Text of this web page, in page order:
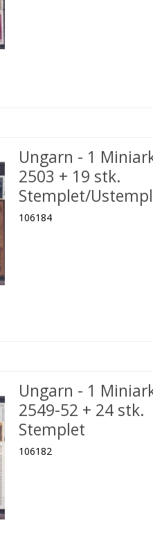
Ungarn - 1
2503 + 19 stk.
Stemplet/
106184
Ungarn - 1
2549-52 + 24 stk.
Stemplet
106182